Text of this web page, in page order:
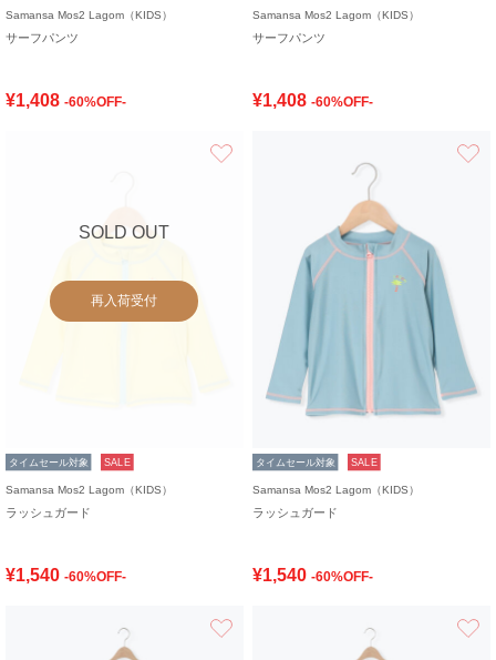
Samansa Mos2 Lagom（KIDS）
サーフパンツ
¥1,408 -60%OFF-
Samansa Mos2 Lagom（KIDS）
サーフパンツ
¥1,408 -60%OFF-
SOLD OUT
再入荷受付
タイムセール対象 SALE
Samansa Mos2 Lagom（KIDS）
ラッシュガード
¥1,540 -60%OFF-
タイムセール対象 SALE
Samansa Mos2 Lagom（KIDS）
ラッシュガード
¥1,540 -60%OFF-